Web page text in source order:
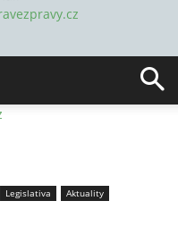
Legislativa
Aktuality